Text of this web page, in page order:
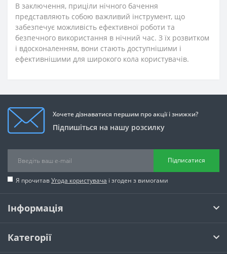
В заключення, приціли нічного бачення
представляють собою важливий інструмент, що
забезпечує можливість ефективної роботи та
безпечного використання в нічний час. З їх розвитком
і вдосконаленням, вони стають доступнішими і
ефективнішими для широкого кола користувачів.
Хочете дізнаватися першим про акції і знижки?
Підпишіться на нашу розсилку
Підписатися
Я прочитавУгода користувача і згоден з вимогами
Інформація
Категорії